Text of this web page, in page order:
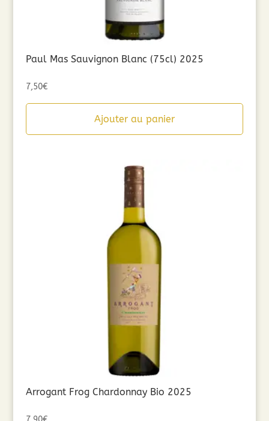
Paul Mas Sauvignon Blanc (75cl) 2025
7,50€
Ajouter au panier
Arrogant Frog Chardonnay Bio 2025